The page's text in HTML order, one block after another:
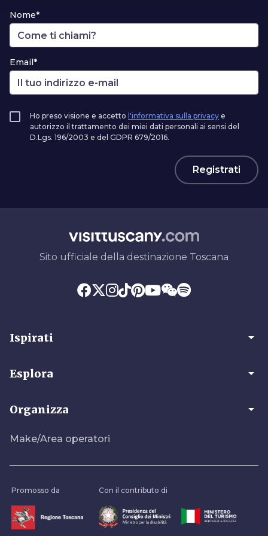
Nome*
Email*
Ho preso visione e accetto l'informativa sulla privacy e
autorizzo il trattamento dei miei dati personali ai sensi del
D.Lgs. 196/2003 e del GDPR 679/2016.
Registrati
Sito ufficiale della destinazione Toscana
Ispirati arrow_drop_down
Esplora arrow_drop_down
Organizza arrow_drop_down
Make/Area operatori
Promosso da Con il contributo di